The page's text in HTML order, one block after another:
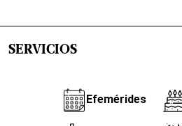
SERVICIOS
Efemérides